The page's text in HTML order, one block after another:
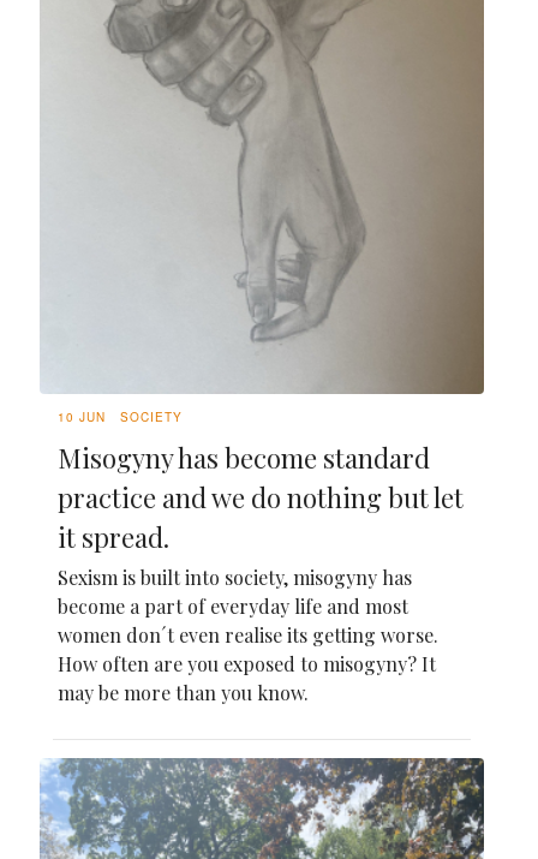
10 JUN SOCIETY
Misogyny has become standard
practice and we do nothing but let
it spread.
Sexism is built into society, misogyny has
become a part of everyday life and most
women don´t even realise its getting worse.
How often are you exposed to misogyny? It
may be more than you know.